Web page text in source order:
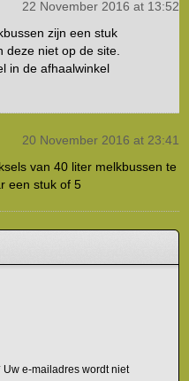
22 November 2016 at 13:52
zijn een stuk
deze niet op de site.
in de afhaalwinkel
20 November 2016 at 23:41
van 40 liter melkbussen te
een stuk of 5
Uw e-mailadres wordt niet